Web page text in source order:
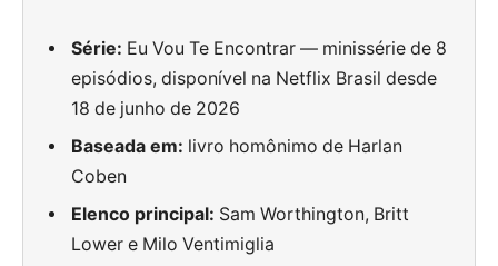
Série: Eu Vou Te Encontrar — minissérie de 8
episódios, disponível na Netflix Brasil desde
18 de junho de 2026
Baseada em: livro homônimo de Harlan
Coben
Elenco principal: Sam Worthington, Britt
Lower e Milo Ventimiglia